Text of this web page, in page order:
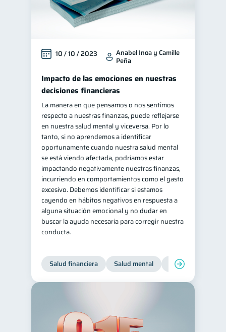
10 / 10 / 2023 Anabel Inoa y Camille
Peña
Impacto de las emociones en nuestras
decisiones financieras
La manera en que pensamos o nos sentimos
respecto a nuestras finanzas, puede reflejarse
en nuestra salud mental y viceversa. Por lo
tanto, si no aprendemos a identificar
oportunamente cuando nuestra salud mental
se está viendo afectada, podríamos estar
impactando negativamente nuestras finanzas,
incurriendo en comportamientos como el gasto
excesivo. Debemos identificar si estamos
cayendo en hábitos negativos en respuesta a
alguna situación emocional y no dudar en
buscar la ayuda necesaria para corregir nuestra
conducta.
Salud financiera Salud mental Inclusión